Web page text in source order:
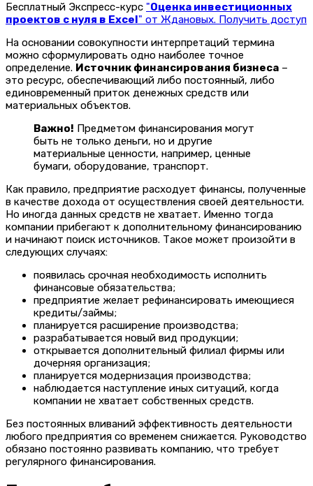
Бесплатный Экспресс-курс "Оценка инвестиционных
проектов с нуля в Excel" от Ждановых. Получить доступ
На основании совокупности интерпретаций термина
можно сформулировать одно наиболее точное
определение. Источник финансирования бизнеса –
это ресурс, обеспечивающий либо постоянный, либо
единовременный приток денежных средств или
материальных объектов.
Важно! Предметом финансирования могут
быть не только деньги, но и другие
материальные ценности, например, ценные
бумаги, оборудование, транспорт.
Как правило, предприятие расходует финансы, полученные
в качестве дохода от осуществления своей деятельности.
Но иногда данных средств не хватает. Именно тогда
компании прибегают к дополнительному финансированию
и начинают поиск источников. Такое может произойти в
следующих случаях:
появилась срочная необходимость исполнить
финансовые обязательства;
предприятие желает рефинансировать имеющиеся
кредиты/займы;
планируется расширение производства;
разрабатывается новый вид продукции;
открывается дополнительный филиал фирмы или
дочерняя организация;
планируется модернизация производства;
наблюдается наступление иных ситуаций, когда
компании не хватает собственных средств.
Без постоянных вливаний эффективность деятельности
любого предприятия со временем снижается. Руководство
обязано постоянно развивать компанию, что требует
регулярного финансирования.